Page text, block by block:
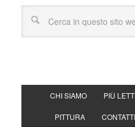
CHI SIAMO PIÙ
PITTURA CONTATTI